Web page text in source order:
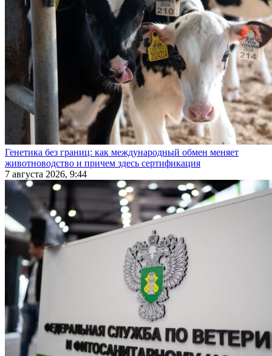
Генетика без границ: как международный обмен меняет
животноводство и причем здесь сертификация
7 августа 2026, 9:44